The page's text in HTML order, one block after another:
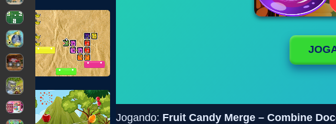
Jogando: Fruit Candy Merge – Combine